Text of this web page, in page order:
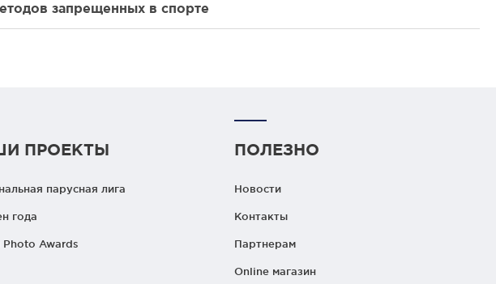
запрещенных в спорте
ПРОЕКТЫ
парусная лига
года
Photo Awards
ПОЛЕЗНО
Новости
Контакты
Партнерам
Online магазин